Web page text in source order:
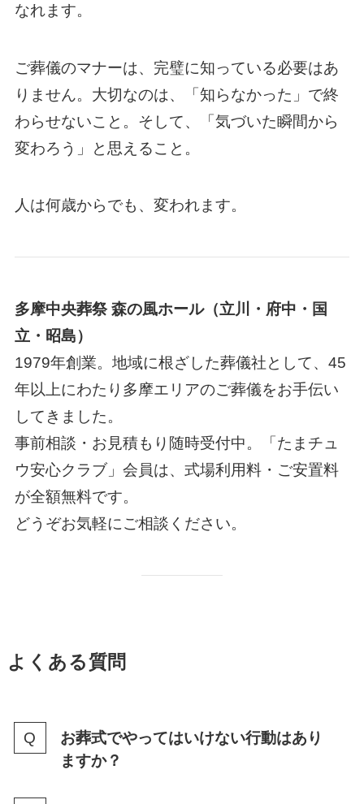
なれます。
ご葬儀のマナーは、完璧に知っている必要はあ
りません。大切なのは、「知らなかった」で終
わらせないこと。そして、「気づいた瞬間から
変わろう」と思えること。
人は何歳からでも、変われます。
多摩中央葬祭 森の風ホール（立川・府中・国
立・昭島）
1979年創業。地域に根ざした葬儀社として、45
年以上にわたり多摩エリアのご葬儀をお手伝い
してきました。
事前相談・お見積もり随時受付中。「たまチュ
ウ安心クラブ」会員は、式場利用料・ご安置料
が全額無料です。
どうぞお気軽にご相談ください。
よくある質問
お葬式でやってはいけない行動はあり
ますか？